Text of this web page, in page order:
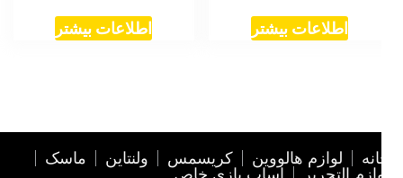
اطلاعات بیشتر اطلاعات بیشتر
لوازم هالووین کریسمس ولنتاین ماسک